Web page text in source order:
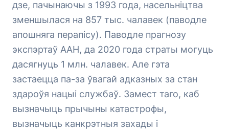
дзе, пачынаючы з 1993 года, насельніцтва
зменшылася на 857 тыс. чалавек (паводле
апошняга перапісу). Паводле прагнозу
экспэртаў ААН, да 2020 года страты могуць
дасягнуць 1 млн. чалавек. Але гэта
застаецца па-за ўвагай адказных за стан
здароўя нацыі службаў. Замест таго, каб
вызначыць прычыны катастрофы,
вызначыць канкрэтныя захады і